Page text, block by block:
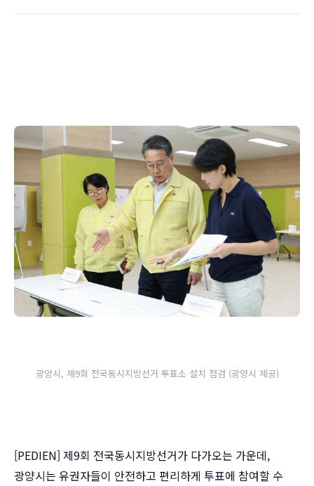
광양시, 제9회 전국동시지방선거 투표소 설치 점검 (광양시 제공)
[PEDIEN] 제9회 전국동시지방선거가 다가오는 가운데,
광양시는 유권자들이 안전하고 편리하게 투표에 참여할 수